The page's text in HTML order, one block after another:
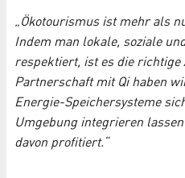
„Ökotourismus ist mehr als
Indem man lokale, soziale
respektiert, ist es die richtige
Partnerschaft mit Qi haben
Energie-Speichersysteme
Umgebung integrieren
davon profitiert.“